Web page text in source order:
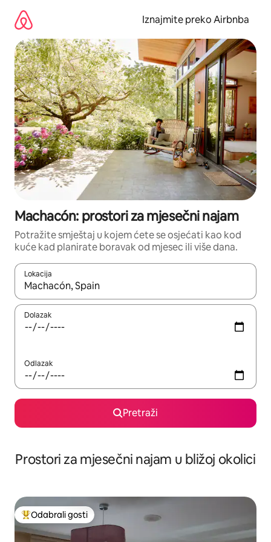
sadržaj
Iznajmite preko Airbnba
Machacón: prostori za mjesečni najam
Potražite smještaj u kojem ćete se osjećati kao kod
kuće kad planirate boravak od mjesec ili više dana.
Lokacija
Kada budu dostupni rezultati, moći ćete ih pregledati
Dolazak
Odlazak
Pretraži
Prostori za mjesečni najam u bližoj okolici
Među najviše rangiranima s oznakom „Odabrali gosti”
Odabrali gosti